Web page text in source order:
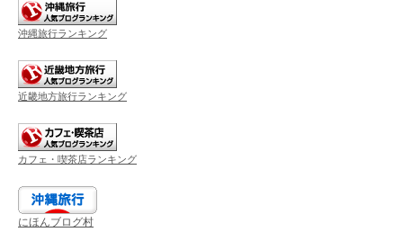
沖縄旅行ランキング
近畿地方旅行ランキング
カフェ・喫茶店ランキング
にほんブログ村